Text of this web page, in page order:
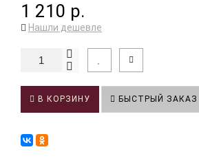
1 210 р.
Нашли дешевле
В КОРЗИНУ БЫСТРЫЙ ЗАКАЗ